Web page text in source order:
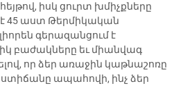
իսկ ցուրտ խմիչքները
է 45 աստ Թերմիկական
գերազանցում է
բաժակները եւ միանվագ
որ ձեր առաջին կաթնաշոռը
ապահովի, ինչ ձեր